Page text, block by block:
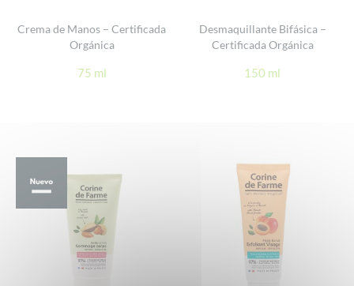
Crema de Manos – Certificada
Orgánica
75 ml
Desmaquillante Bifásica –
Certificada Orgánica
150 ml